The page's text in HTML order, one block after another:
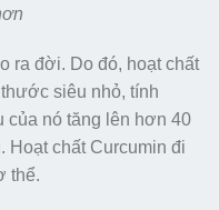
ra đời. Do đó, hoạt chất
siêu nhỏ, tính
của nó tăng lên hơn 40
Hoạt chất Curcumin đi
thể.